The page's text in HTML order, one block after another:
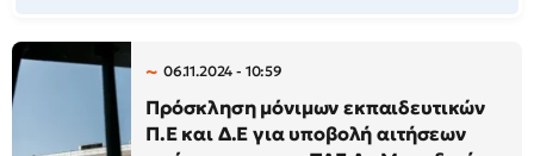
06.11.2024 - 10:59
Πρόσκληση μόνιμων εκπαιδευτικών
Π.Ε και Δ.Ε για υποβολή αιτήσεων